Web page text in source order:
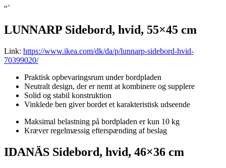
“`
LUNNARP Sidebord, hvid, 55×45 cm
Link: https://www.ikea.com/dk/da/p/lunnarp-sidebord-hvid-
70399020/
Praktisk opbevaringsrum under bordpladen
Neutralt design, der er nemt at kombinere og supplere
Solid og stabil konstruktion
Vinklede ben giver bordet et karakteristisk udseende
Maksimal belastning på bordpladen er kun 10 kg
Kræver regelmæssig efterspænding af beslag
IDANÄS Sidebord, hvid, 46×36 cm